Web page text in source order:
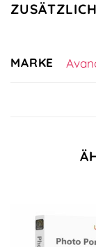
MARKE